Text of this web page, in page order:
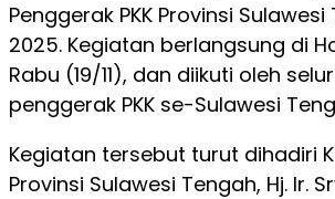
Penggerak PKK Provinsi
2025. Kegiatan berlangsung di
Rabu (19/11), dan diikuti oleh
penggerak PKK se-Sulawesi
Kegiatan tersebut turut dihadiri
Provinsi Sulawesi Tengah, Hj. Ir.